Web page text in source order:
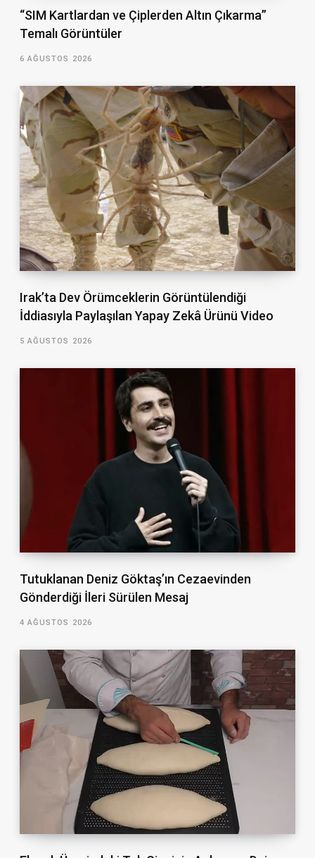
“SIM Kartlardan ve Çiplerden Altın Çıkarma”
Temalı Görüntüler
6 AĞUSTOS 2026
Irak’ta Dev Örümceklerin Görüntülendiği
İddiasıyla Paylaşılan Yapay Zekâ Ürünü Video
5 AĞUSTOS 2026
Tutuklanan Deniz Göktaş’ın Cezaevinden
Gönderdiği İleri Sürülen Mesaj
4 AĞUSTOS 2026